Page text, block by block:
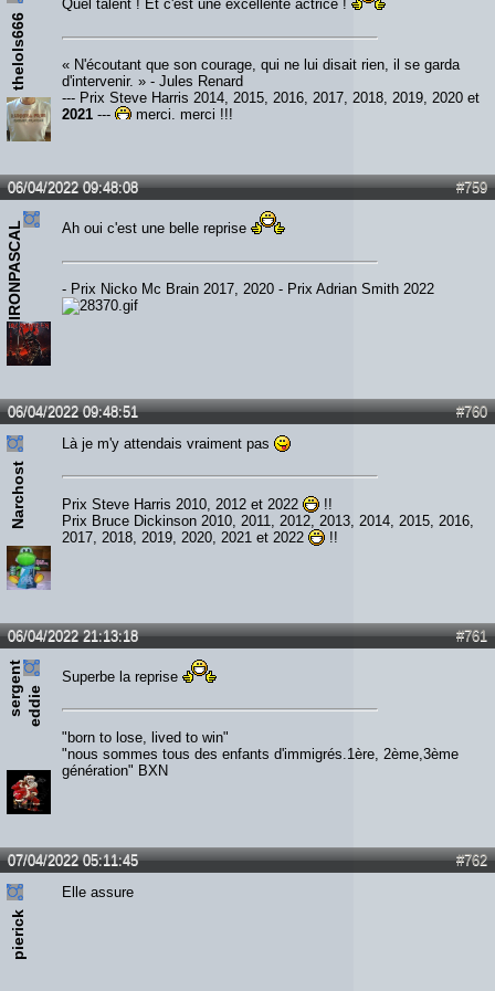
thelols666
Quel talent ! Et c'est une excellente actrice !
« N'écoutant que son courage, qui ne lui disait rien, il se garda
d'intervenir. » - Jules Renard
--- Prix Steve Harris 2014, 2015, 2016, 2017, 2018, 2019, 2020 et
2021 --- merci, merci !!!
#759
06/04/2022 09:48:08
IRONPASCAL Ah oui c'est une belle reprise
- Prix Nicko Mc Brain 2017, 2020 - Prix Adrian Smith 2022
#760
06/04/2022 09:48:51
Narchost
Là je m'y attendais vraiment pas
Prix Steve Harris 2010, 2012 et 2022
!!
Prix Bruce Dickinson 2010, 2011, 2012, 2013, 2014, 2015, 2016,
2017, 2018, 2019, 2020, 2021 et 2022
!!
#761
06/04/2022 21:13:18
s
e
rg
e
n
t
e
d
d
ie
Superbe la reprise
"born to lose, lived to win"
"nous sommes tous des enfants d'immigrés.1ère, 2ème,3ème
génération" BXN
#762
07/04/2022 05:11:45
pierick
Elle assure